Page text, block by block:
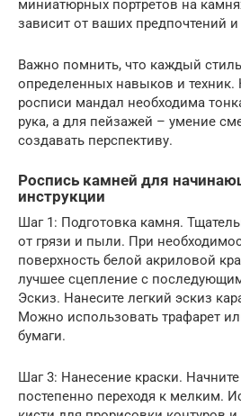
миниатюрных портретов на
зависит от ваших предпочтений и
Важно помнить, что каждый стиль
определенных навыков и техник.
росписи мандал необходима
рука, а для пейзажей – умение
создавать перспективу.
Роспись камней для
инструкции
Шаг 1: Подготовка камня.
от грязи и пыли. При
поверхность белой акриловой
лучшее сцепление с
Эскиз. Нанесите легкий эскиз
Можно использовать трафарет
бумаги.
Шаг 3: Нанесение краски.
постепенно переходя к мелким.